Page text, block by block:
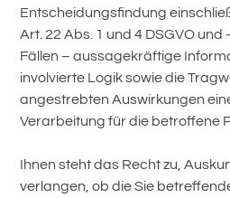
Entscheidungsfindung
Art. 22 Abs. 1 und 4 DSGVO und
Fällen – aussagekräftige
involvierte Logik sowie die
angestrebten Auswirkungen
Verarbeitung für die betroffene
Ihnen steht das Recht zu,
verlangen, ob die Sie